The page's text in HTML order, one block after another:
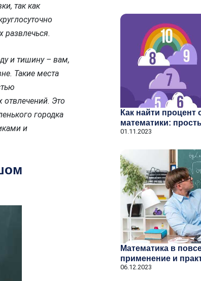
так как
и тишину – вам,
Такие места
Это
городка
и
Как найти процент
математики:
01.11.2023
Математика в
применение и
06.12.2023